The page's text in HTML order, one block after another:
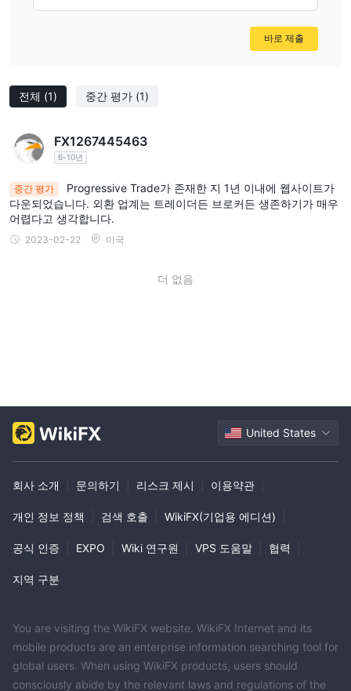
전체 (1) 중간 평가 (1)
FX1267445463
6-10년
중간 평가
Progressive Trade가 존재한 지 1년 이내에 웹사이트가
다운되었습니다. 외환 업계는 트레이더든 브로커든 생존하기가 매우
어렵다고 생각합니다.
2023-02-22 미국
더 없음
바로 제출
United States
회사 소개 문의하기 리스크 제시 이용약관
개인 정보 정책 검색 호출 WikiFX(기업용 에디션)
공식 인증 EXPO Wiki 연구원 VPS 도움말 협력
지역 구분
You are visiting the WikiFX website. WikiFX Internet and its
mobile products are an enterprise information searching tool for
global users. When using WikiFX products, users should
consciously abide by the relevant laws and regulations of the